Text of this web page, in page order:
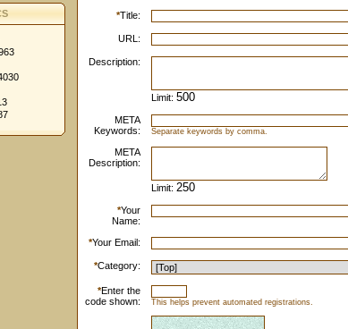
*Title:
URL:
Description:
Limit:
META
Keywords:
Separate keywords by comma.
META
Description:
Limit:
*Your
Name:
*Your Email:
*Category:
*Enter the
code shown:
This helps prevent automated registrations.